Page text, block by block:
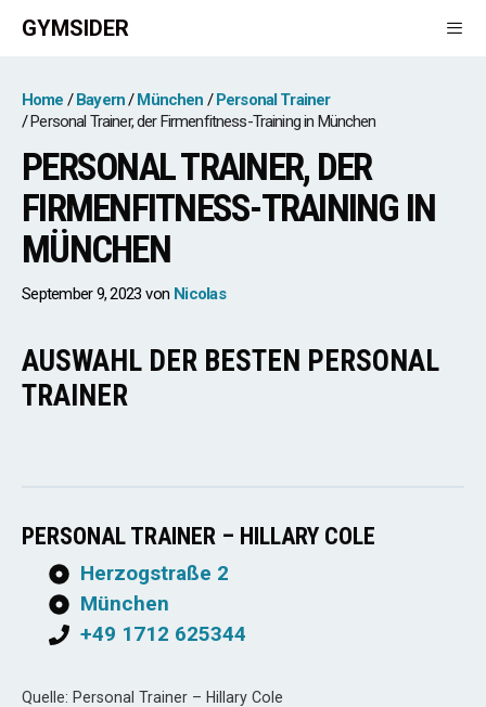
Zum
Inhalt
GYMSIDER
Home Bayern München
Personal Trainer
Personal Trainer, der Firmenfitness-Training in München
PERSONAL TRAINER, DER
FIRMENFITNESS-TRAINING IN
MÜNCHEN
September 9, 2023 von Nicolas
AUSWAHL DER BESTEN PERSONAL
TRAINER
PERSONAL TRAINER – HILLARY COLE
Herzogstraße 2
München
+49 1712 625344
Quelle: Personal Trainer – Hillary Cole